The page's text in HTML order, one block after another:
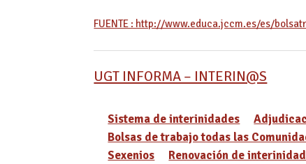
FUENTE : http://www.educa.jccm.es/es/
UGT INFORMA – INTERIN@S
Sistema de interinidades
Bolsas de trabajo todas las
Sexenios
Renovación de interinidad